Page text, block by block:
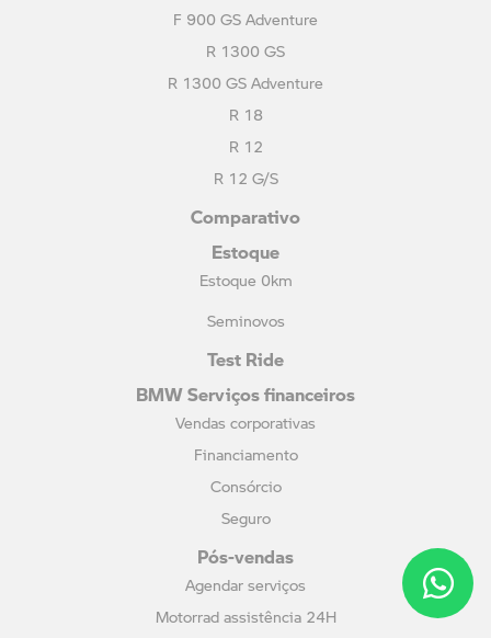
F 900 GS Adventure
R 1300 GS
R 1300 GS Adventure
R 18
R 12
R 12 G/S
Comparativo
Estoque
Estoque 0km
Seminovos
Test Ride
BMW Serviços financeiros
Vendas corporativas
Financiamento
Consórcio
Seguro
Pós-vendas
Agendar serviços
Motorrad assistência 24H